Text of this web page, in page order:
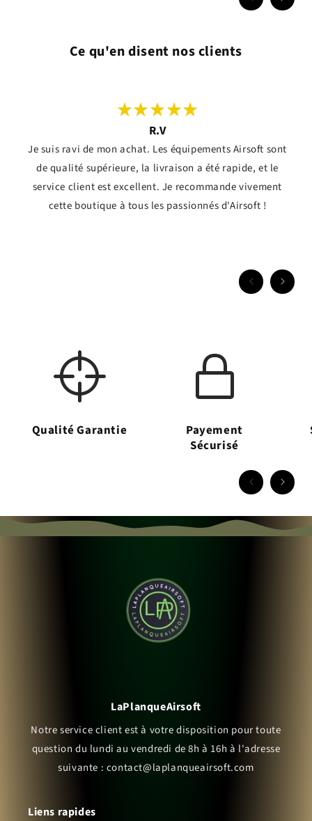
Ce qu'en disent nos clients
R.V
Je suis ravi de mon achat. Les équipements Airsoft sont
de qualité supérieure, la livraison a été rapide, et le
service client est excellent. Je recommande vivement
cette boutique à tous les passionnés d'Airsoft !
Qualité Garantie
Payement
Sécurisé
LaPlanqueAirsoft
Notre service client est à votre disposition pour toute
question du lundi au vendredi de 8h à 16h à l'adresse
suivante : contact@laplanqueairsoft.com
Liens rapides